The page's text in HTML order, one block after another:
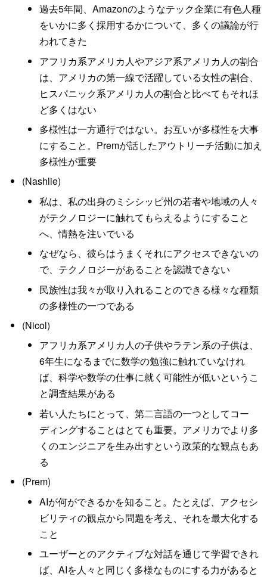
過去5年間、Amazonのようなテック企業に有色人種
をいかに多く採用するかについて、多くの議論が行
われてきた
アフリカ系アメリカ人やアジア系アメリカ人の割合
は、アメリカの第一線で活躍している女性の割合、
ヒスパニック系アメリカ人の割合と比べてもそれほ
ど多くはない
多様性は一方通行ではない。お互いが多様性を大事
にすること。Premが話したアウトリーチ活動に加え
多様性が重要
(Nashlie)
私は、私の出身のミシシッピ州の若者や地域の人々
がテクノロジーに触れてもらえるようにすること
へ、情熱を注いでいる
なぜなら、彼らはうまくそれにアクセスできないの
で、テクノロジーがあることを認識できない
民族性は我々が取り入れることのできる様々な種類
の多様性の一つである
(Nicol)
アフリカ系アメリカ人の子供やラテン系の子供は、
6年生になるまでに数学の勉強に触れていなけれ
ば、科学や数学の仕事に就く可能性が低いというこ
と調査結果がある
若い人たちにとって、第二言語の一つとしてコー
ディングすることはとても重要。アメリカでより多
くのエンジニアを生み出すという政策的な観点もあ
る
(Prem)
AIが何ができるかを知ること。たとえば、アクセシ
ビリティの観点から問題を考え、それを最大化する
こと
ユーザーとのアクティブな対話を通じて学習できれ
ば、AIを人々と同じく多様なものにする力があると